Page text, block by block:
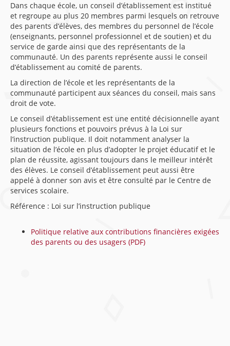
Dans chaque école, un conseil d’établissement est institué
et regroupe au plus 20 membres parmi lesquels on retrouve
des parents d’élèves, des membres du personnel de l’école
(enseignants, personnel professionnel et de soutien) et du
service de garde ainsi que des représentants de la
communauté. Un des parents représente aussi le conseil
d’établissement au comité de parents.
La direction de l’école et les représentants de la
communauté participent aux séances du conseil, mais sans
droit de vote.
Le conseil d’établissement est une entité décisionnelle ayant
plusieurs fonctions et pouvoirs prévus à la Loi sur
l’instruction publique. Il doit notamment analyser la
situation de l’école en plus d’adopter le projet éducatif et le
plan de réussite, agissant toujours dans le meilleur intérêt
des élèves. Le conseil d’établissement peut aussi être
appelé à donner son avis et être consulté par le Centre de
services scolaire.
Référence : Loi sur l’instruction publique
Politique relative aux contributions financières exigées
des parents ou des usagers (PDF)